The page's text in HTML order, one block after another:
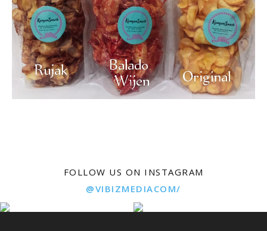
FOLLOW US ON INSTAGRAM
@VIBIZMEDIACOM/